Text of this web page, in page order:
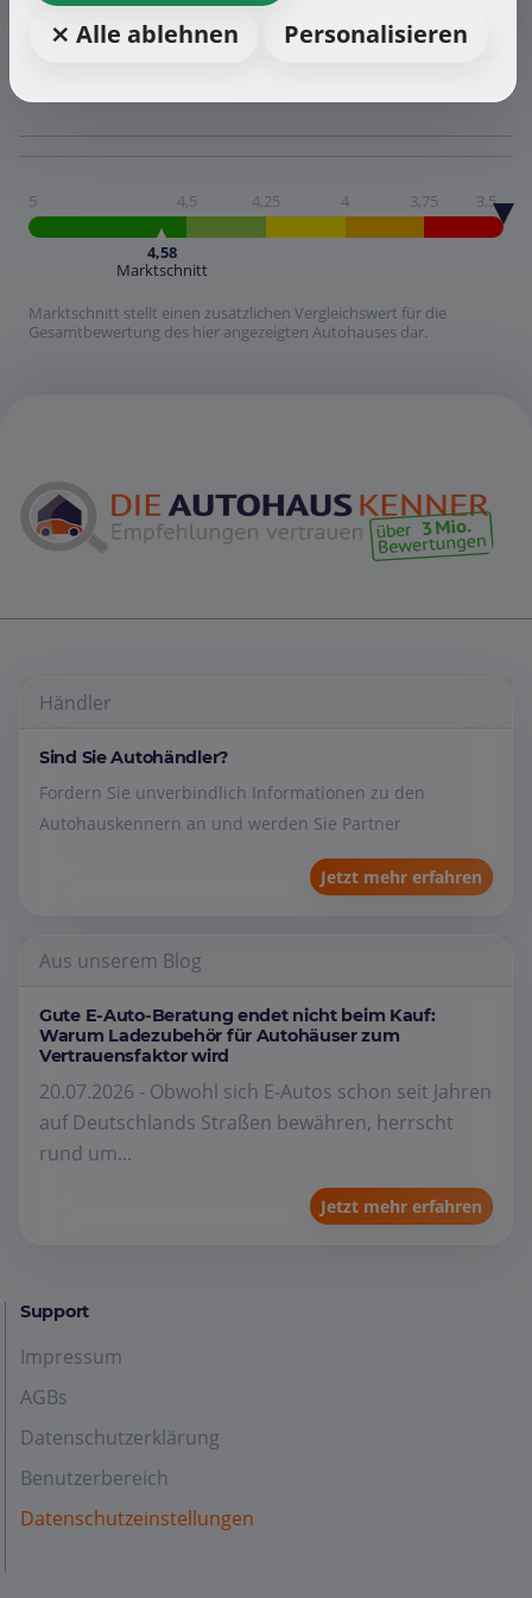
5 4,5 4,25 4 3,75 3,5
4,58
Marktschnitt
Marktschnitt stellt einen zusätzlichen Vergleichswert für die
Gesamtbewertung des hier angezeigten Autohauses dar.
Händler
Sind Sie Autohändler?
Fordern Sie unverbindlich Informationen zu den
Autohauskennern an und werden Sie Partner
Jetzt mehr erfahren
Aus unserem Blog
Gute E-Auto-Beratung endet nicht beim Kauf:
Warum Ladezubehör für Autohäuser zum
Vertrauensfaktor wird
20.07.2026 - Obwohl sich E-Autos schon seit Jahren
auf Deutschlands Straßen bewähren, herrscht
rund um...
Jetzt mehr erfahren
Support
Impressum
AGBs
Datenschutzerklärung
Benutzerbereich
Datenschutzeinstellungen
⨯ Alle ablehnen
Personalisieren